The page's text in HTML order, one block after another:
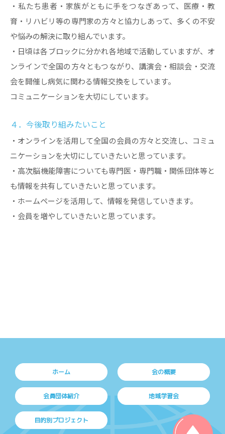
・私たち患者・家族がともに手をつなぎあって、医療・教
育・リハビリ等の専門家の方々と協力しあって、多くの不安
や悩みの解決に取り組んでいます。
・日頃は各ブロックに分かれ各地域で活動していますが、オ
ンラインで全国の方々ともつながり、講演会・相談会・交流
会を開催し病気に関わる情報交換をしています。
コミュニケーションを大切にしています。
４．今後取り組みたいこと
・オンラインを活用して全国の会員の方々と交流し、コミュ
ニケーションを大切にしていきたいと思っています。
・高次脳機能障害についても専門医・専門職・関係団体等と
も情報を共有していきたいと思っています。
・ホームページを活用して、情報を発信していきます。
・会員を増やしていきたいと思っています。
ホーム 会の概要
会員団体紹介 地域学習会
目的別プロジェクト